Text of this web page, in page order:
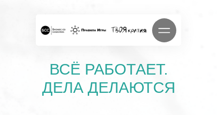
ВСЁ РАБОТАЕТ.
ДЕЛА ДЕЛАЮТСЯ